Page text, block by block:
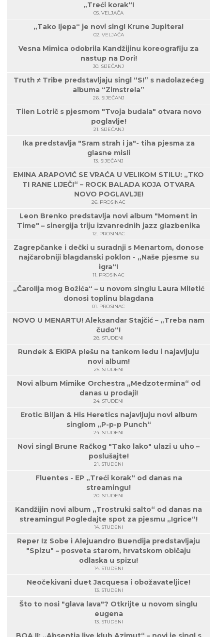
„Treći korak“!
05. VELJAČA
„Tako ljepa“ je novi singl Krune Jupitera!
02. VELJAČA
Vesna Mimica odobrila Kandžijinu koreografiju za
nastup na Dori!
30. SIJEČANJ
Truth ≠ Tribe predstavljaju singl “S!” s nadolazećeg
albuma “Zimstrela”
26. SIJEČANJ
Tilen Lotrič s pjesmom "Tvoja budala" otvara novo
poglavlje!
21. SIJEČANJ
Ika predstavlja "Sram strah i ja"- tiha pjesma za
glasne misli
13. SIJEČANJ
EMINA ARAPOVIĆ SE VRAĆA U VELIKOM STILU: „TKO
TI RANE LIJEČI“ – ROCK BALADA KOJA OTVARA
NOVO POGLAVLJE!
26. PROSINAC
Leon Brenko predstavlja novi album "Moment in
Time" – sinergija triju izvanrednih jazz glazbenika
12. PROSINAC
Zagrepčanke i dečki u suradnji s Menartom, donose
najčarobniji blagdanski poklon - „Naše pjesme su
igra“!
11. PROSINAC
„Čarolija mog Božića“ – u novom singlu Laura Miletić
donosi toplinu blagdana
01. PROSINAC
NOVO U MENARTU! Aleksandar Stajčić – „Treba nam
čudo“!
28. STUDENI
Rundek & EKIPA plešu na tankom ledu i najavljuju
novi album!
25. STUDENI
Novi album Mimike Orchestra „Medzotermina“ od
danas u prodaji!
24. STUDENI
Erotic Biljan & His Heretics najavljuju novi album
singlom „P-p-p Punch“
24. STUDENI
Novi singl Brune Račkog "Tako lako" ulazi u uho –
poslušajte!
21. STUDENI
Fluentes - EP „Treći korak“ od danas na
streamingu!
20. STUDENI
Kandžijin novi album „Trostruki salto“ od danas na
streamingu! Pogledajte spot za pjesmu „Igrice“!
14. STUDENI
Reper Iz Sobe i Alejuandro Buendija predstavljaju
"Spizu" – posveta starom, hrvatskom običaju
odlaska u spizu!
14. STUDENI
Neočekivani duet Jacquesa i obožavateljice!
13. STUDENI
Što to nosi "glava lava"? Otkrijte u novom singlu
eugena
13. STUDENI